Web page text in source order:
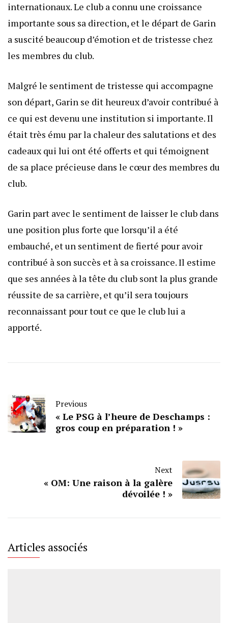
internationaux. Le club a connu une croissance
importante sous sa direction, et le départ de Garin
a suscité beaucoup d’émotion et de tristesse chez
les membres du club.
Malgré le sentiment de tristesse qui accompagne
son départ, Garin se dit heureux d’avoir contribué à
ce qui est devenu une institution si importante. Il
était très ému par la chaleur des salutations et des
cadeaux qui lui ont été offerts et qui témoignent
de sa place précieuse dans le cœur des membres du
club.
Garin part avec le sentiment de laisser le club dans
une position plus forte que lorsqu’il a été
embauché, et un sentiment de fierté pour avoir
contribué à son succès et à sa croissance. Il estime
que ses années à la tête du club sont la plus grande
réussite de sa carrière, et qu’il sera toujours
reconnaissant pour tout ce que le club lui a
apporté.
Previous
« Le PSG à l’heure de Deschamps :
gros coup en préparation ! »
Next
« OM: Une raison à la galère
dévoilée ! »
Articles associés